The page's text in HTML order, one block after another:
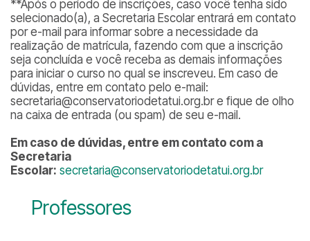
**Após o período de inscrições, caso você tenha sido
selecionado(a), a Secretaria Escolar entrará em contato
por e-mail para informar sobre a necessidade da
realização de matrícula, fazendo com que a inscrição
seja concluída e você receba as demais informações
para iniciar o curso no qual se inscreveu. Em caso de
dúvidas, entre em contato pelo e-mail:
secretaria@conservatoriodetatui.org.br e fique de olho
na caixa de entrada (ou spam) de seu e-mail.
Em caso de dúvidas, entre em contato com a
Secretaria
Escolar: secretaria@conservatoriodetatui.org.br
Professores